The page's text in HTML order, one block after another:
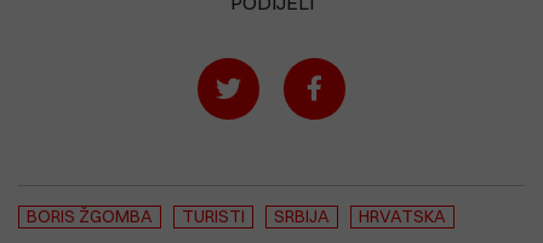
BORIS ŽGOMBA TURISTI SRBIJA HRVATSKA